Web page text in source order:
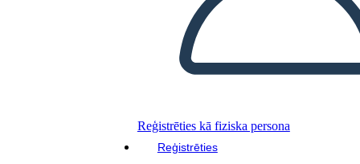
Reģistrēties kā fiziska persona
Reģistrēties